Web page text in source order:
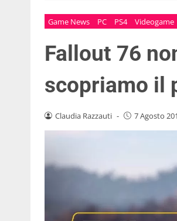
Game News PC PS4 Videogame
Fallout 76
scopriamo il
Claudia Razzauti - 7 Agosto